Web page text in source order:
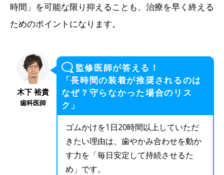
時間」を可能な限り抑えることも、治療を早く終える
ためのポイントになります。
木下 裕貴
歯科医師
監修医師が答える！
「長時間の装着が推奨されるのは
なぜ？守らなかった場合のリス
ク」
ゴムかけを1日20時間以上していただ
きたい理由は、歯やかみ合わせを動か
す力を「毎日安定して持続させるた
め」です。